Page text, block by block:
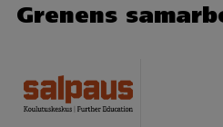
Grenens